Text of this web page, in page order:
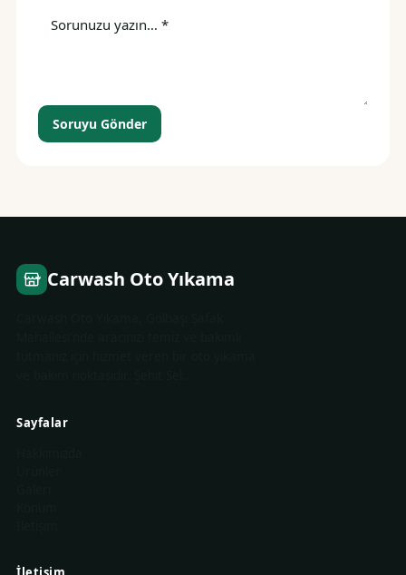
Soruyu Gönder
Carwash Oto Yıkama
Sayfalar